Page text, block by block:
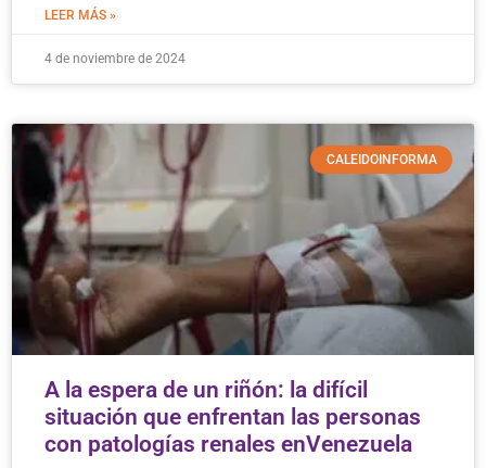
LEER MÁS »
4 de noviembre de 2024
CALEIDOINFORMA
A la espera de un riñón: la difícil
situación que enfrentan las personas
con patologías renales enVenezuela